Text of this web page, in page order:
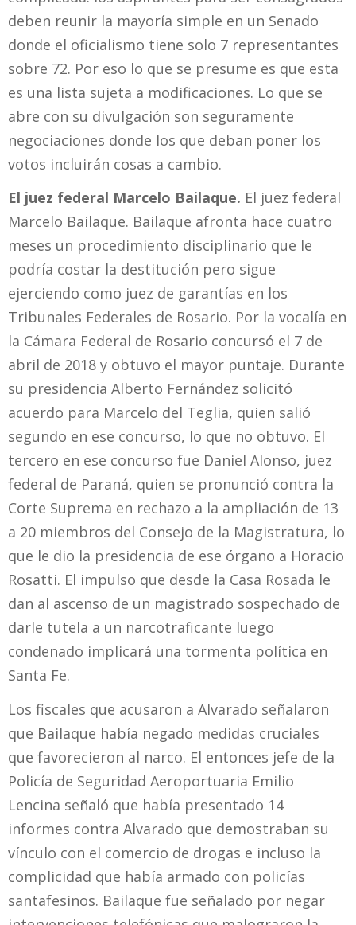
deben reunir la mayoría simple en un Senado
donde el oficialismo tiene solo 7 representantes
sobre 72. Por eso lo que se presume es que esta
es una lista sujeta a modificaciones. Lo que se
abre con su divulgación son seguramente
negociaciones donde los que deban poner los
votos incluirán cosas a cambio.
El juez federal Marcelo Bailaque. El juez federal
Marcelo Bailaque. Bailaque afronta hace cuatro
meses un procedimiento disciplinario que le
podría costar la destitución pero sigue
ejerciendo como juez de garantías en los
Tribunales Federales de Rosario. Por la vocalía en
la Cámara Federal de Rosario concursó el 7 de
abril de 2018 y obtuvo el mayor puntaje. Durante
su presidencia Alberto Fernández solicitó
acuerdo para Marcelo del Teglia, quien salió
segundo en ese concurso, lo que no obtuvo. El
tercero en ese concurso fue Daniel Alonso, juez
federal de Paraná, quien se pronunció contra la
Corte Suprema en rechazo a la ampliación de 13
a 20 miembros del Consejo de la Magistratura, lo
que le dio la presidencia de ese órgano a Horacio
Rosatti. El impulso que desde la Casa Rosada le
dan al ascenso de un magistrado sospechado de
darle tutela a un narcotraficante luego
condenado implicará una tormenta política en
Santa Fe.
Los fiscales que acusaron a Alvarado señalaron
que Bailaque había negado medidas cruciales
que favorecieron al narco. El entonces jefe de la
Policía de Seguridad Aeroportuaria Emilio
Lencina señaló que había presentado 14
informes contra Alvarado que demostraban su
vínculo con el comercio de drogas e incluso la
complicidad que había armado con policías
santafesinos. Bailaque fue señalado por negar